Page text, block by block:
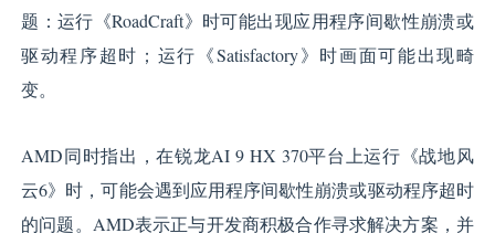
题：运行《RoadCraft》时可能出现应用程序间歇性崩溃或
驱动程序超时；运行《Satisfactory》时画面可能出现畸
变。
AMD同时指出，在锐龙AI 9 HX 370平台上运行《战地风
云6》时，可能会遇到应用程序间歇性崩溃或驱动程序超时
的问题。AMD表示正与开发商积极合作寻求解决方案，并